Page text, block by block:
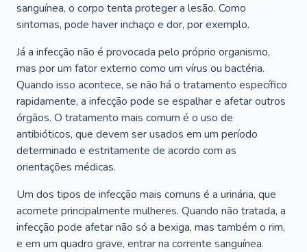
sanguínea, o corpo tenta proteger a lesão. Como
sintomas, pode haver inchaço e dor, por exemplo.
Já a infecção não é provocada pelo próprio organismo,
mas por um fator externo como um vírus ou bactéria.
Quando isso acontece, se não há o tratamento específico
rapidamente, a infecção pode se espalhar e afetar outros
órgãos. O tratamento mais comum é o uso de
antibióticos, que devem ser usados em um período
determinado e estritamente de acordo com as
orientações médicas.
Um dos tipos de infecção mais comuns é a urinária, que
acomete principalmente mulheres. Quando não tratada, a
infecção pode afetar não só a bexiga, mas também o rim,
e em um quadro grave, entrar na corrente sanguínea.